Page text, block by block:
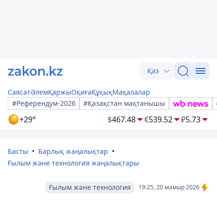
Қаз
СаясатӘлемҚаржыОқиғаҚұқықМақалалар
#Референдум-2026
#Қазақстан мақтанышы
+29° $467.48 €539.52 ₽5.73
Басты
Барлық жаңалықтар
Ғылым және технология жаңалықтары
19:25, 20 мамыр 2026
Ғылым және технология